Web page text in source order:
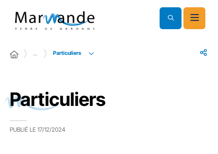
… Particuliers
Particuliers
PUBLIÉ LE 17/12/2024